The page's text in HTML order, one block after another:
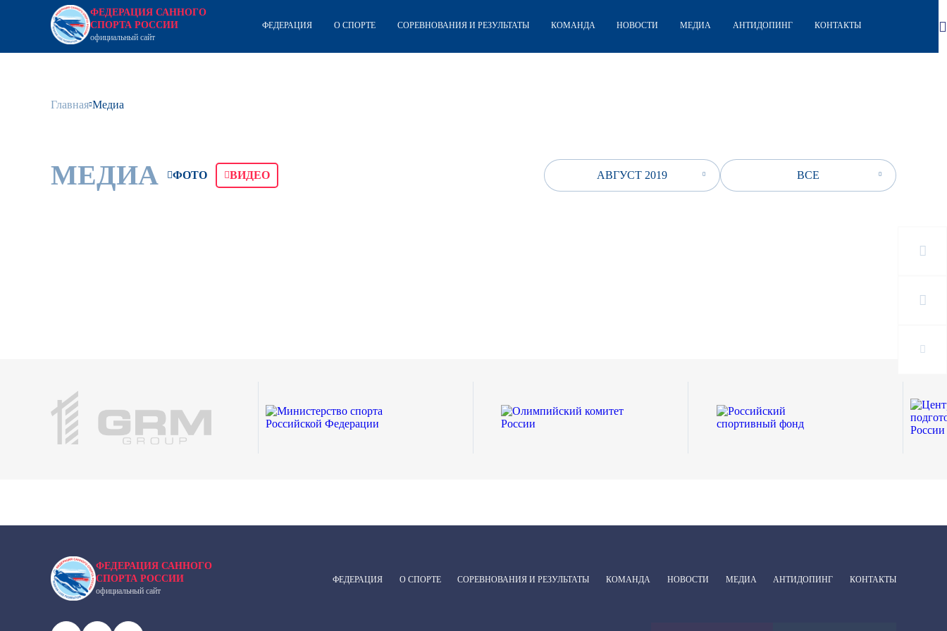
ФЕДЕРАЦИЯ САННОГО
СПОРТА РОССИИ
официальный сайт
ФЕДЕРАЦИЯ О СПОРТЕ СОРЕВНОВАНИЯ И РЕЗУЛЬТАТЫ КОМАНДА НОВОСТИ МЕДИА АНТИДОПИНГ КОНТАКТЫ
Главная Медиа
МЕДИА ФОТО ВИДЕО АВГУСТ 2019 ВСЕ
ФЕДЕРАЦИЯ САННОГО
СПОРТА РОССИИ
официальный сайт
ФЕДЕРАЦИЯ О СПОРТЕ СОРЕВНОВАНИЯ И РЕЗУЛЬТАТЫ КОМАНДА НОВОСТИ МЕДИА АНТИДОПИНГ КОНТАКТЫ